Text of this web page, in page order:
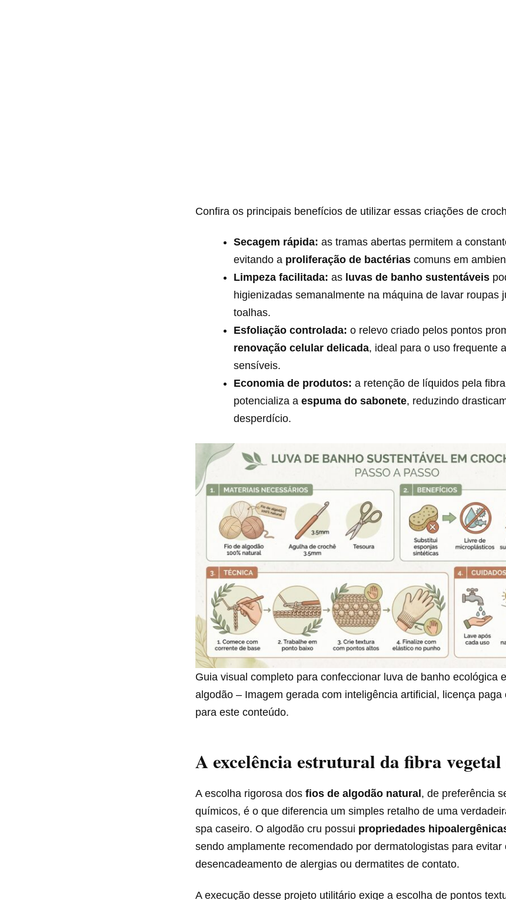
Confira os principais benefícios de utilizar essas criações de
Secagem rápida: as tramas abertas permitem a
evitando a proliferação de bactérias comuns em
Limpeza facilitada: as luvas de banho sustentáveis
higienizadas semanalmente na máquina de lavar roupas
toalhas.
Esfoliação controlada: o relevo criado pelos pontos
renovação celular delicada, ideal para o uso frequente
sensíveis.
Economia de produtos: a retenção de líquidos pela
potencializa aespuma do sabonete, reduzindo
desperdício.
Guia visual completo para confeccionar luva de banho ecológica
algodão – Imagem gerada com inteligência artificial, licença paga
para este conteúdo.
A excelência estrutural da fibra
A escolha rigorosa dos fios de algodão natural , de preferência
químicos, é o que diferencia um simples retalho de uma
spa caseiro. O algodão cru possui propriedades
sendo amplamente recomendado por dermatologistas para evitar
desencadeamento de alergias ou dermatites de contato.
A execução desse projeto utilitário exige a escolha de pontos